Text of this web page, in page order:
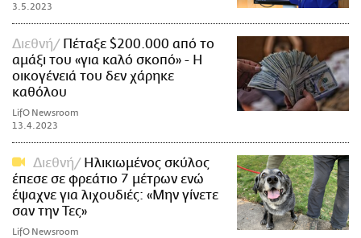
3.5.2023
Διεθνή
Πέταξε $200.000 από το
αμάξι του «για καλό σκοπό» - Η
οικογένειά του δεν χάρηκε
καθόλου
LifO Newsroom
13.4.2023
Διεθνή
Ηλικιωμένος σκύλος
έπεσε σε φρεάτιο 7 μέτρων ενώ
έψαχνε για λιχουδιές: «Μην γίνετε
σαν την Τες»
LifO Newsroom